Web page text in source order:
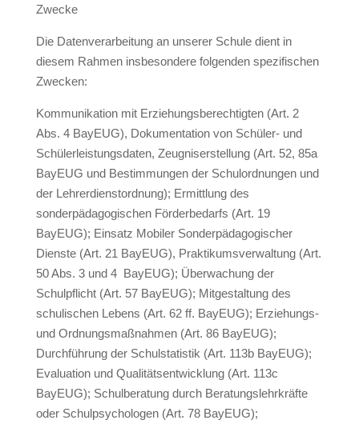
Zwecke
Die Datenverarbeitung an unserer Schule dient in
diesem Rahmen insbesondere folgenden spezifischen
Zwecken:
Kommunikation mit Erziehungsberechtigten (Art. 2
Abs. 4 BayEUG), Dokumentation von Schüler- und
Schülerleistungsdaten, Zeugniserstellung (Art. 52, 85a
BayEUG und Bestimmungen der Schulordnungen und
der Lehrerdienstordnung); Ermittlung des
sonderpädagogischen Förderbedarfs (Art. 19
BayEUG); Einsatz Mobiler Sonderpädagogischer
Dienste (Art. 21 BayEUG), Praktikumsverwaltung (Art.
50 Abs. 3 und 4 BayEUG); Überwachung der
Schulpflicht (Art. 57 BayEUG); Mitgestaltung des
schulischen Lebens (Art. 62 ff. BayEUG); Erziehungs-
und Ordnungsmaßnahmen (Art. 86 BayEUG);
Durchführung der Schulstatistik (Art. 113b BayEUG);
Evaluation und Qualitätsentwicklung (Art. 113c
BayEUG); Schulberatung durch Beratungslehrkräfte
oder Schulpsychologen (Art. 78 BayEUG);